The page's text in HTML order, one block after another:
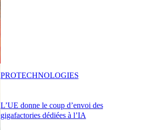
L’UE donne le coup d’envoi des
gigafactories dédiées à l’IA
PROTECHNOLOGIES